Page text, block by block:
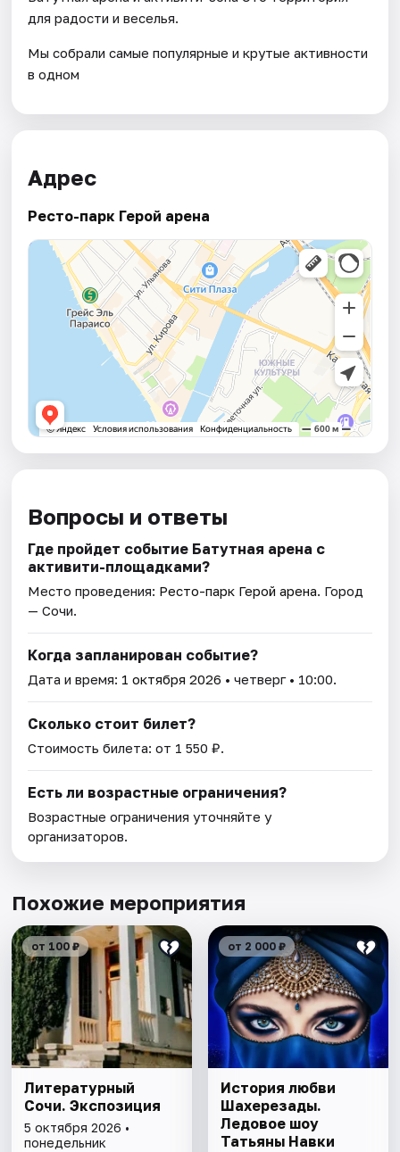
для радости и веселья.
Мы собрали самые популярные и крутые активности
в одном
Адрес
Ресто-парк Герой арена
Вопросы и ответы
Где пройдет событие Батутная арена с
активити-площадками?
Место проведения: Ресто-парк Герой арена. Город
— Сочи.
Когда запланирован событие?
Дата и время: 1 октября 2026 • четверг • 10:00.
Сколько стоит билет?
Стоимость билета: от 1 550 ₽.
Есть ли возрастные ограничения?
Возрастные ограничения уточняйте у
организаторов.
Похожие мероприятия
от 100 ₽
Литературный
Сочи. Экспозиция
5 октября 2026 •
понедельник
от 2 000 ₽
История любви
Шахерезады.
Ледовое шоу
Татьяны Навки